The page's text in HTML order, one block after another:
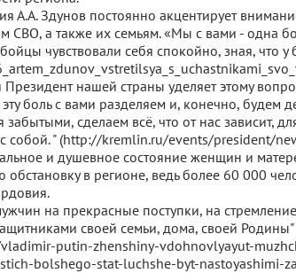
А.А. Здунов постоянно акцентирует
СВО, а также их семьям. «Мы с вами - одна
чувствовали себя спокойно, зная, что у
Президент нашей страны уделяет этому
боль с вами разделяем и, конечно, будем
забытыми, сделаем всё, что от нас зависит,
собой. " (http://kremlin.ru/events/president/
и душевное состояние женщин и
в регионе, ведь более 60 000
на прекрасные поступки, на стремление
своей семьи, дома, своей Родины"
putin-zhenshiny-vdohnovlyayut-
bolshego-stat-luchshe-byt-nastoyashimi-